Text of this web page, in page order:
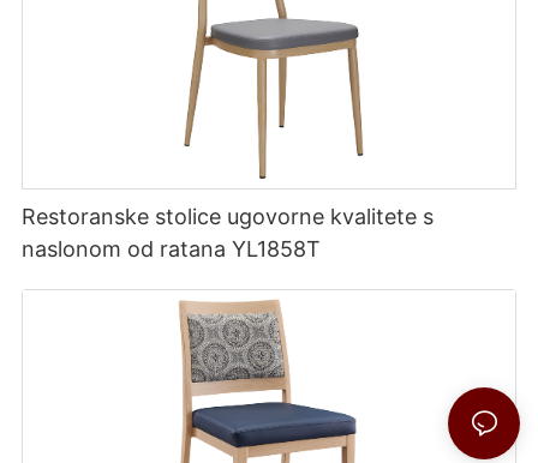
Restoranske stolice ugovorne kvalitete s
naslonom od ratana YL1858T